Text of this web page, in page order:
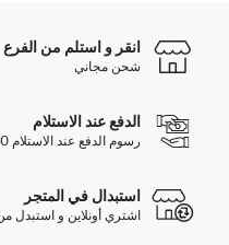
انقر و استلم من الفرع
شحن مجاني
الدفع عند الاستلام
رسوم الدفع عند الاستلام 20 جنيه
استبدال في المتجر
اشتري أونلاين و استبدل